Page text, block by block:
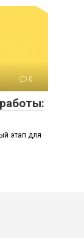
0
этап для